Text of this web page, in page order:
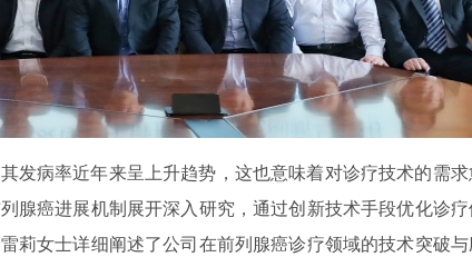
发病率近年来呈上升趋势，这也意味着对诊疗技术的需
腺癌进展机制展开深入研究，通过创新技术手段优化诊
莉女士详细阐述了公司在前列腺癌诊疗领域的技术突破